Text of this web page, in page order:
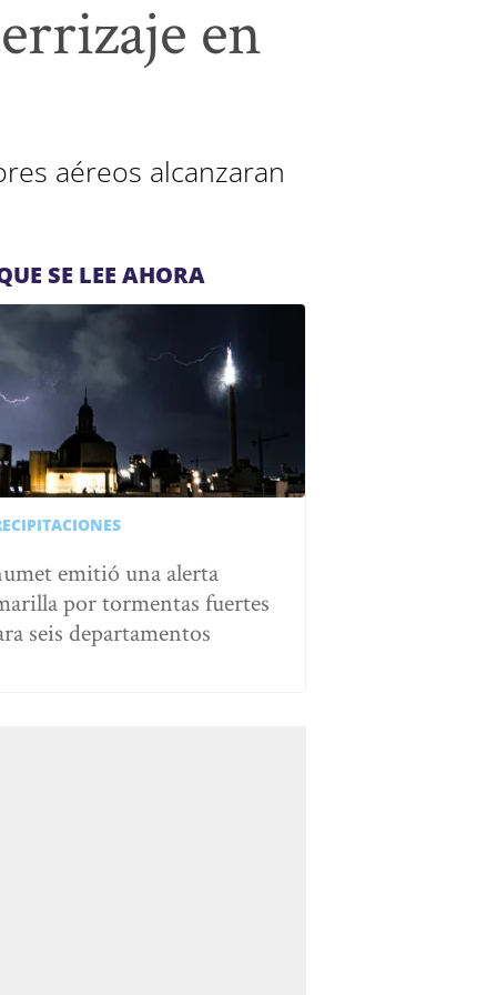
en
aéreos alcanzaran
SE LEE AHORA
emitió una alerta
por tormentas fuertes
seis departamentos